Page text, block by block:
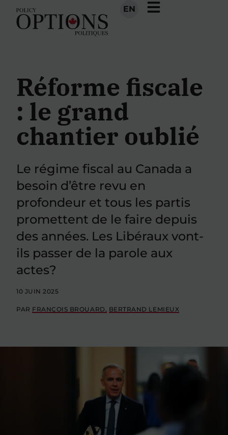
EN
Réforme fiscale
: le grand
chantier oublié
Le régime fiscal au Canada a
besoin d’être revu en
profondeur et tous les partis
promettent de le faire depuis
des années. Les Libéraux vont-
ils passer de la parole aux
actes?
10 JUIN 2025
PAR FRANÇOIS BROUARD BERTRAND LEMIEUX